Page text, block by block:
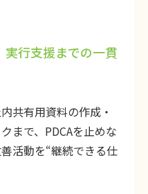
行支援までの一貫
共有用資料の作成・
まで、PDCAを止めな
活動を“継続できる仕